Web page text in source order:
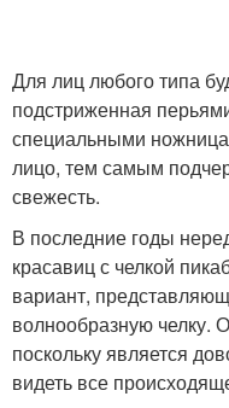
Для лиц любого типа
подстриженная
специальными
лицо, тем самым
свежесть.
В последние годы
красавиц с челкой
вариант,
волнообразную челку.
поскольку является
видеть все